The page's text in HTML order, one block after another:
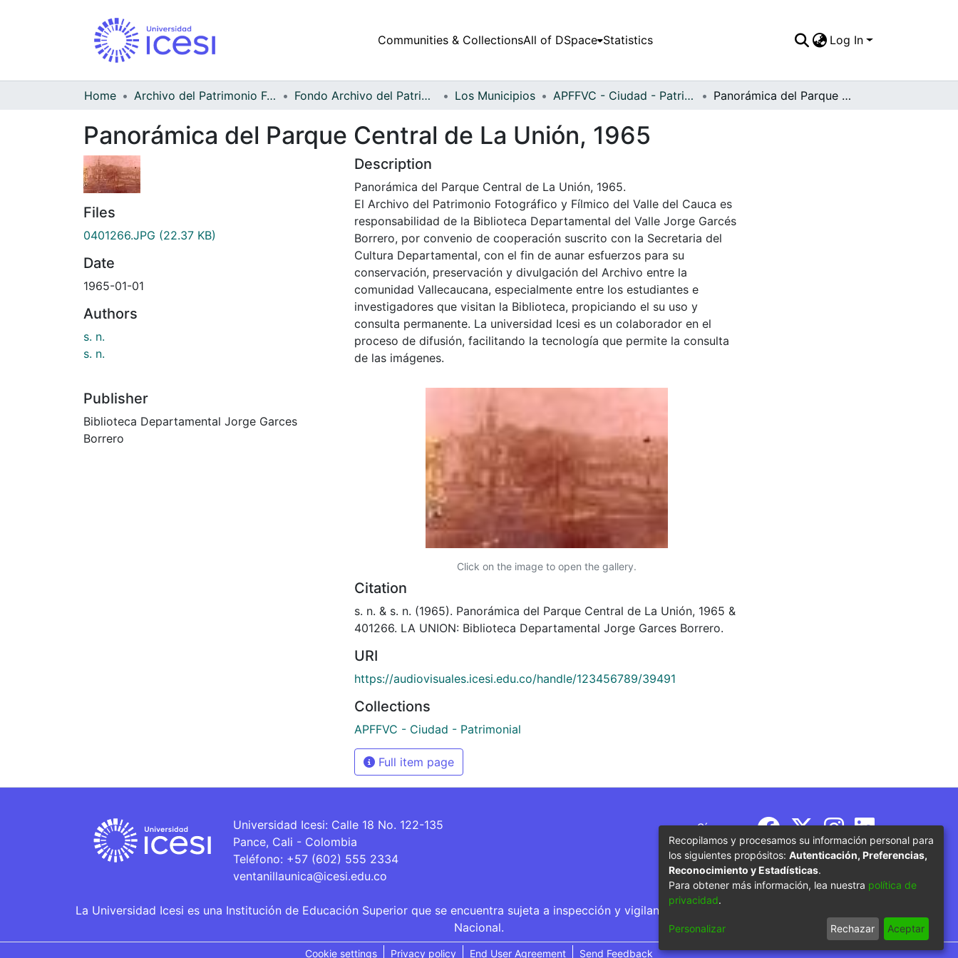
Communities & CollectionsAll of DSpace Statistics Log In
Home Archivo del Patrimonio Fotográfico y Fílmico del Valle del Cauca Fondo Archivo del Patrimonio Fotográfico y Fílmico del Valle del Cauca Los Municipios APFFVC - Ciudad - Patrimonial Panorámica del Parque Central de La Unión, 1965
Panorámica del Parque Central de La Unión, 1965
Files
0401266.JPG (22.37 KB)
Date
1965-01-01
Authors
s. n.
s. n.
Publisher
Biblioteca Departamental Jorge Garces
Borrero
Description
Panorámica del Parque Central de La Unión, 1965.
El Archivo del Patrimonio Fotográfico y Fílmico del Valle del Cauca es
responsabilidad de la Biblioteca Departamental del Valle Jorge Garcés
Borrero, por convenio de cooperación suscrito con la Secretaria del
Cultura Departamental, con el fin de aunar esfuerzos para su
conservación, preservación y divulgación del Archivo entre la
comunidad Vallecaucana, especialmente entre los estudiantes e
investigadores que visitan la Biblioteca, propiciando el su uso y
consulta permanente. La universidad Icesi es un colaborador en el
proceso de difusión, facilitando la tecnología que permite la consulta
de las imágenes.
Click on the image to open the gallery.
Citation
s. n. & s. n. (1965). Panorámica del Parque Central de La Unión, 1965 &
401266. LA UNION: Biblioteca Departamental Jorge Garces Borrero.
URI
https://audiovisuales.icesi.edu.co/handle/123456789/39491
Collections
APFFVC - Ciudad - Patrimonial
Full item page
Universidad Icesi: Calle 18 No. 122-135
Pance, Cali - Colombia
Teléfono: +57 (602) 555 2334
ventanillaunica@icesi.edu.co
Síguenos
La Universidad Icesi es una Institución de Educación Superior que se encuentra sujeta a inspección y vigilancia por parte del Ministerio de Educación
Nacional.
Cookie settings Privacy policy End User Agreement Send Feedback
Recopilamos y procesamos su información personal para
los siguientes propósitos: Autenticación, Preferencias,
Reconocimiento y Estadísticas.
Para obtener más información, lea nuestra política de
privacidad.
Personalizar Rechazar Aceptar